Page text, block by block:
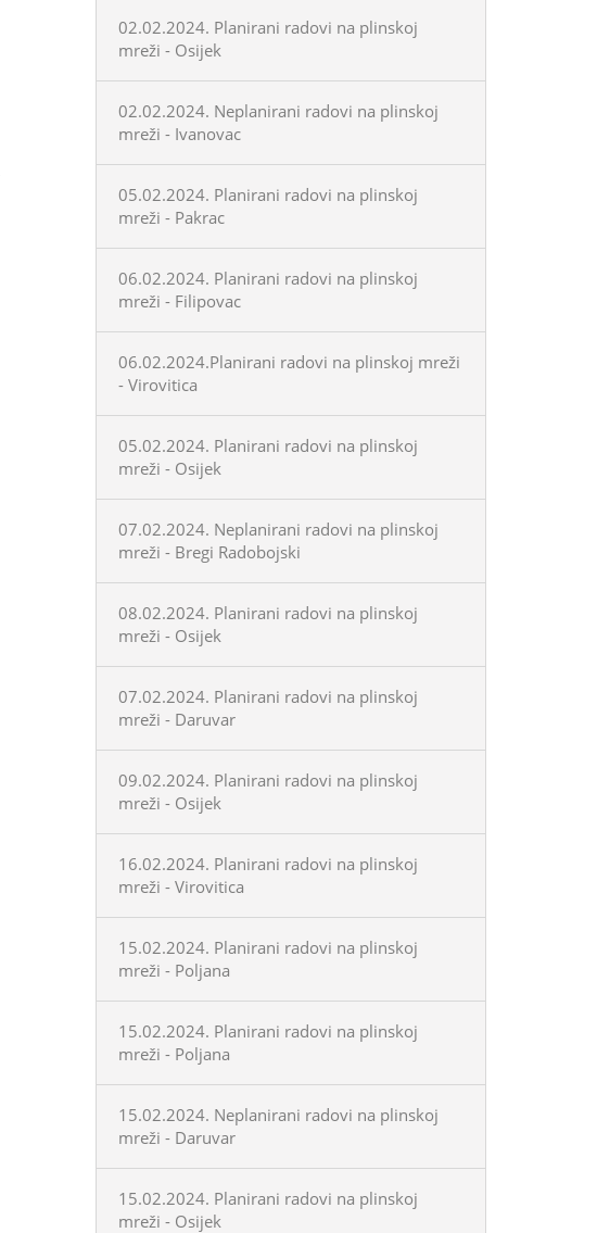
02.02.2024. Planirani radovi na plinskoj
mreži - Osijek
02.02.2024. Neplanirani radovi na plinskoj
mreži - Ivanovac
05.02.2024. Planirani radovi na plinskoj
mreži - Pakrac
06.02.2024. Planirani radovi na plinskoj
mreži - Filipovac
06.02.2024.Planirani radovi na plinskoj mreži
- Virovitica
05.02.2024. Planirani radovi na plinskoj
mreži - Osijek
07.02.2024. Neplanirani radovi na plinskoj
mreži - Bregi Radobojski
08.02.2024. Planirani radovi na plinskoj
mreži - Osijek
07.02.2024. Planirani radovi na plinskoj
mreži - Daruvar
09.02.2024. Planirani radovi na plinskoj
mreži - Osijek
16.02.2024. Planirani radovi na plinskoj
mreži - Virovitica
15.02.2024. Planirani radovi na plinskoj
mreži - Poljana
15.02.2024. Planirani radovi na plinskoj
mreži - Poljana
15.02.2024. Neplanirani radovi na plinskoj
mreži - Daruvar
15.02.2024. Planirani radovi na plinskoj
mreži - Osijek